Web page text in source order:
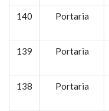
140 Portaria
139 Portaria
138 Portaria